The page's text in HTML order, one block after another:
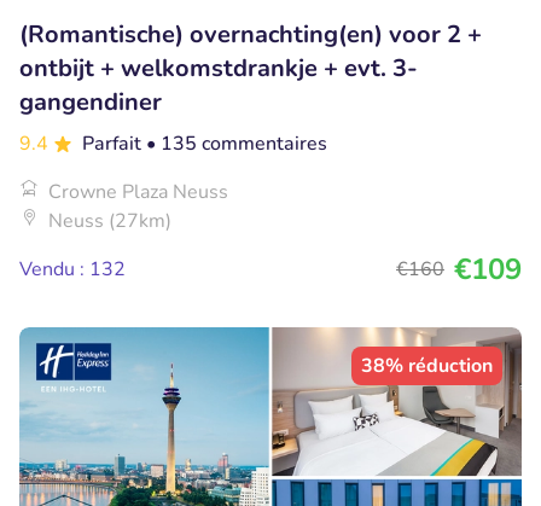
(Romantische) overnachting(en) voor 2 +
ontbijt + welkomstdrankje + evt. 3-
gangendiner
9.4 Parfait • 135 commentaires
Crowne Plaza Neuss
Neuss (27km)
Vendu : 132
€160 €109
38% réduction